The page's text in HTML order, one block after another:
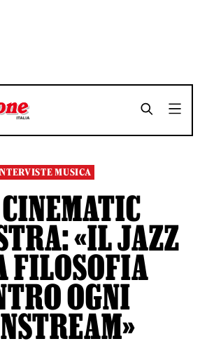
MINUTI SHARE
MINUTI SHARE
MUSICA
«IL JAZZ
FILOSOFIA
OGNI